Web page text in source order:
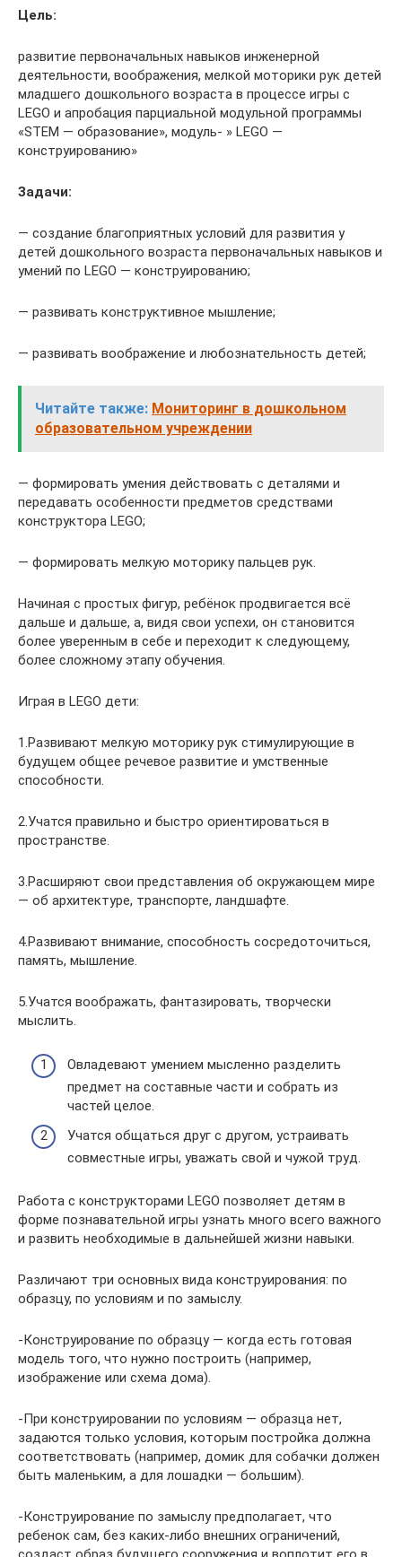
Цель:
развитие первоначальных навыков инженерной
деятельности, воображения, мелкой моторики рук детей
младшего дошкольного возраста в процессе игры с
LEGO и апробация парциальной модульной программы
«STEM — образование», модуль- » LEGO —
конструированию»
Задачи:
— создание благоприятных условий для развития у
детей дошкольного возраста первоначальных навыков и
умений по LEGO — конструированию;
— развивать конструктивное мышление;
— развивать воображение и любознательность детей;
Читайте также: Мониторинг в дошкольном
образовательном учреждении
— формировать умения действовать с деталями и
передавать особенности предметов средствами
конструктора LEGO;
— формировать мелкую моторику пальцев рук.
Начиная с простых фигур, ребёнок продвигается всё
дальше и дальше, а, видя свои успехи, он становится
более уверенным в себе и переходит к следующему,
более сложному этапу обучения.
Играя в LEGO дети:
1.Развивают мелкую моторику рук стимулирующие в
будущем общее речевое развитие и умственные
способности.
2.Учатся правильно и быстро ориентироваться в
пространстве.
3.Расширяют свои представления об окружающем мире
— об архитектуре, транспорте, ландшафте.
4.Развивают внимание, способность сосредоточиться,
память, мышление.
5.Учатся воображать, фантазировать, творчески
мыслить.
Овладевают умением мысленно разделить
предмет на составные части и собрать из
частей целое.
Учатся общаться друг с другом, устраивать
совместные игры, уважать свой и чужой труд.
Работа с конструкторами LEGO позволяет детям в
форме познавательной игры узнать много всего важного
и развить необходимые в дальнейшей жизни навыки.
Различают три основных вида конструирования: по
образцу, по условиям и по замыслу.
-Конструирование по образцу — когда есть готовая
модель того, что нужно построить (например,
изображение или схема дома).
-При конструировании по условиям — образца нет,
задаются только условия, которым постройка должна
соответствовать (например, домик для собачки должен
быть маленьким, а для лошадки — большим).
-Конструирование по замыслу предполагает, что
ребенок сам, без каких-либо внешних ограничений,